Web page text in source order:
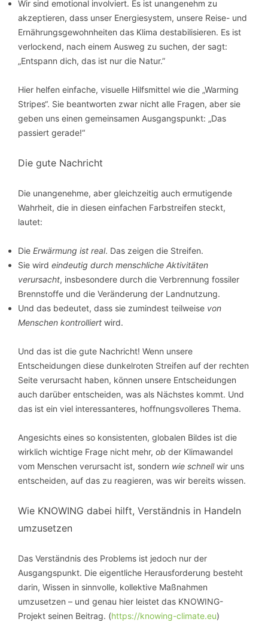
Wir sind emotional involviert. Es ist unangenehm zu
akzeptieren, dass unser Energiesystem, unsere Reise- und
Ernährungsgewohnheiten das Klima destabilisieren. Es ist
verlockend, nach einem Ausweg zu suchen, der sagt:
„Entspann dich, das ist nur die Natur.”
Hier helfen einfache, visuelle Hilfsmittel wie die „Warming
Stripes“. Sie beantworten zwar nicht alle Fragen, aber sie
geben uns einen gemeinsamen Ausgangspunkt: „Das
passiert gerade!“
Die gute Nachricht
Die unangenehme, aber gleichzeitig auch ermutigende
Wahrheit, die in diesen einfachen Farbstreifen steckt,
lautet:
Die Erwärmung ist real. Das zeigen die Streifen.
Sie wird eindeutig durch menschliche Aktivitäten
verursacht, insbesondere durch die Verbrennung fossiler
Brennstoffe und die Veränderung der Landnutzung.
Und das bedeutet, dass sie zumindest teilweise von
Menschen kontrolliert wird.
Und das ist die gute Nachricht! Wenn unsere
Entscheidungen diese dunkelroten Streifen auf der rechten
Seite verursacht haben, können unsere Entscheidungen
auch darüber entscheiden, was als Nächstes kommt. Und
das ist ein viel interessanteres, hoffnungsvolleres Thema.
Angesichts eines so konsistenten, globalen Bildes ist die
wirklich wichtige Frage nicht mehr, ob der Klimawandel
vom Menschen verursacht ist, sondern wie schnellwir uns
entscheiden, auf das zu reagieren, was wir bereits wissen.
Wie KNOWING dabei hilft, Verständnis in Handeln
umzusetzen
Das Verständnis des Problems ist jedoch nur der
Ausgangspunkt. Die eigentliche Herausforderung besteht
darin, Wissen in sinnvolle, kollektive Maßnahmen
umzusetzen – und genau hier leistet das KNOWING-
Projekt seinen Beitrag. (https://knowing-climate.eu)